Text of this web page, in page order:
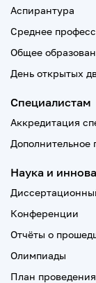
Аспирантура
Среднее
Общее
День открытых
Специалистам
Аккредитация
Дополнительное
Наука и
Конференции
Отчёты о
Олимпиады
План